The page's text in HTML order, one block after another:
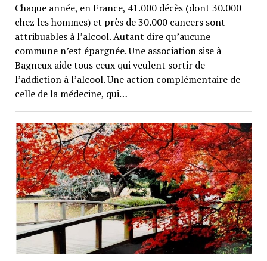
Chaque année, en France, 41.000 décès (dont 30.000
chez les hommes) et près de 30.000 cancers sont
attribuables à l’alcool. Autant dire qu’aucune
commune n’est épargnée. Une association sise à
Bagneux aide tous ceux qui veulent sortir de
l’addiction à l’alcool. Une action complémentaire de
celle de la médecine, qui…